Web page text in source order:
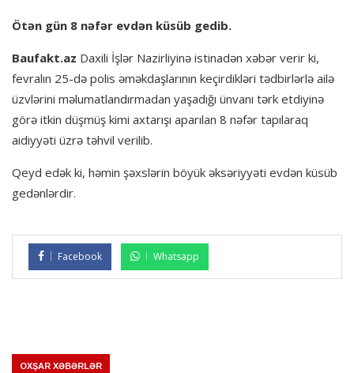
Ötən gün 8 nəfər evdən küsüb gedib.
Baufakt.az Daxili İşlər Nazirliyinə istinadən xəbər verir ki,
fevralın 25-də polis əməkdaşlarının keçirdikləri tədbirlərlə ailə
üzvlərini məlumatlandırmadan yaşadığı ünvanı tərk etdiyinə
görə itkin düşmüş kimi axtarışı aparılan 8 nəfər tapılaraq
aidiyyəti üzrə təhvil verilib.
Qeyd edək ki, həmin şəxslərin böyük əksəriyyəti evdən küsüb
gedənlərdir.
Facebook Whatsapp
OXŞAR XƏBƏRLƏR